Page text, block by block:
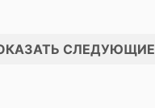
СЛЕДУЮЩИЕ